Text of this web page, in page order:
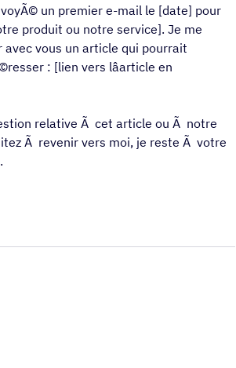
un premier e-mail le [date] pour
produit ou notre service]. Je me
avec vous un article qui pourrait
: [lien vers lâarticle en
relative Ã cet article ou Ã notre
Ã revenir vers moi, je reste Ã votre